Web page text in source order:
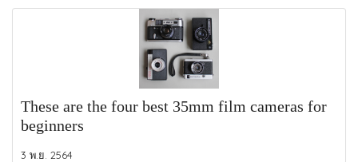
These are the four best 35mm film cameras for
beginners
3 พ.ย. 2564